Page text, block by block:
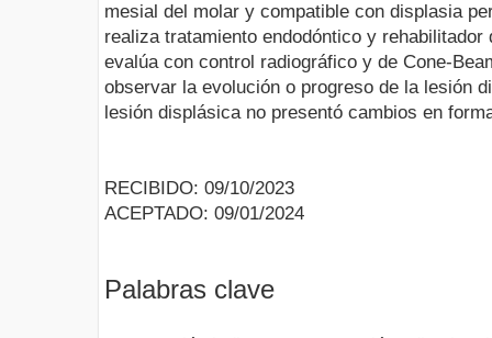
mesial del molar y compatible con displasia
realiza tratamiento endodóntico y
evalúa con control radiográfico y de Cone-
observar la evolución o progreso de la lesión
lesión displásica no presentó cambios en
RECIBIDO: 09/10/2023
ACEPTADO: 09/01/2024
Palabras clave